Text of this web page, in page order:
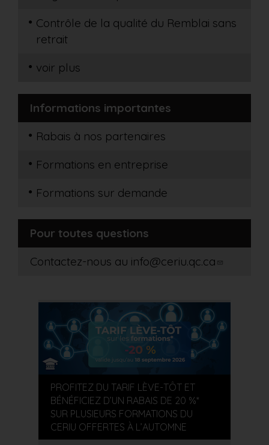
Contrôle de la qualité du Remblai sans
retrait
voir plus
Informations importantes
Rabais à nos partenaires
Formations en entreprise
Formations sur demande
Pour toutes questions
Contactez-nous au info@ceriu.qc.ca
PROFITEZ DU TARIF LÈVE-TÔT ET
BÉNÉFICIEZ D’UN RABAIS DE 20 %*
SUR PLUSIEURS FORMATIONS DU
CERIU OFFERTES À L’AUTOMNE